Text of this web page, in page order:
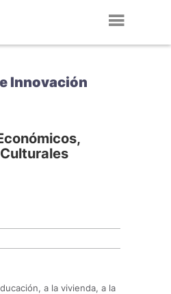
Innovación
a la vivienda, a la